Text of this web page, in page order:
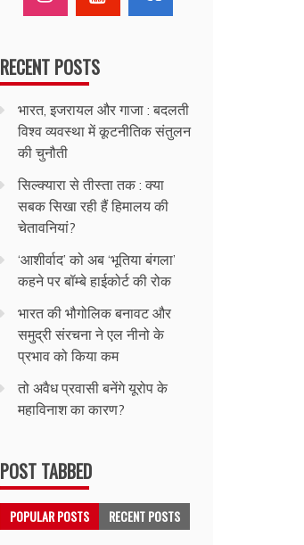
RECENT POSTS
भारत, इजरायल और गाजा : बदलती
विश्व व्यवस्था में कूटनीतिक संतुलन
की चुनौती
सिल्क्यारा से तीस्ता तक : क्या
सबक सिखा रही हैं हिमालय की
चेतावनियां?
‘आशीर्वाद’ को अब ‘भूतिया बंगला’
कहने पर बॉम्बे हाईकोर्ट की रोक
भारत की भौगोलिक बनावट और
समुद्री संरचना ने एल नीनो के
प्रभाव को किया कम
तो अवैध प्रवासी बनेंगे यूरोप के
महाविनाश का कारण?
POST TABBED
POPULAR POSTS RECENT POSTS